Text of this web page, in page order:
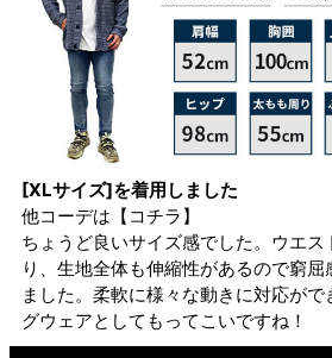
[XLサイズ]を着用しました
他コーデは 【コチラ】
ちょうど良いサイズ感でした。ウエス
り、生地全体も伸縮性があるので窮屈
ました。柔軟に様々な動きに対応が
グウェアとしてもってこいですね！